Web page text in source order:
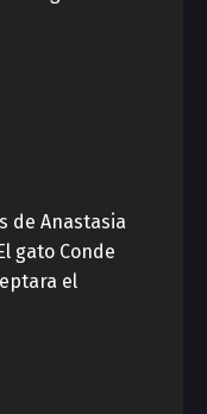
de Anastasia
gato Conde
el